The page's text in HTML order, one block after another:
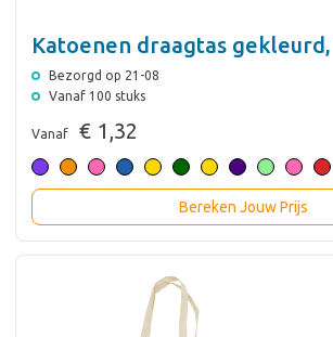
Katoenen draagtas
Bezorgd op 21-08
Vanaf 100 stuks
Vanaf € 1,32
Bereken Jouw Prijs